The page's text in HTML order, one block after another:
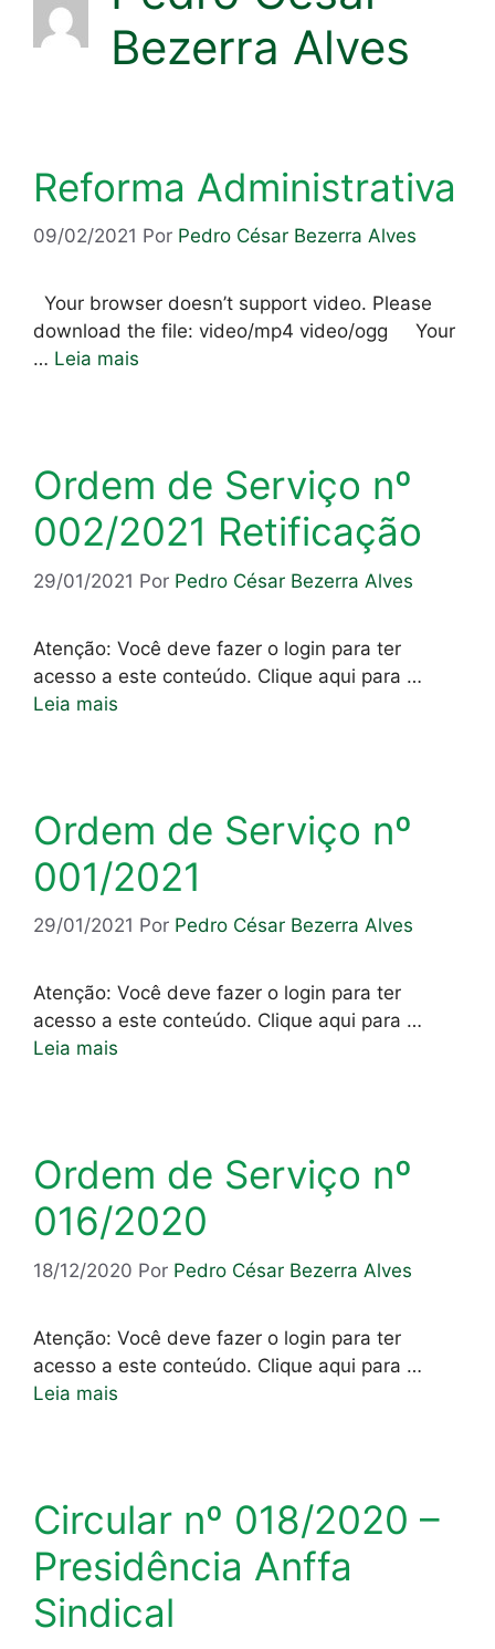
Bezerra Alves
Reforma Administrativa
09/02/2021 Por Pedro César Bezerra Alves
Your browser doesn’t support video. Please
download the file: video/mp4 video/ogg Your
… Leia mais
Ordem de Serviço nº
002/2021 Retificação
29/01/2021 Por Pedro César Bezerra Alves
Atenção: Você deve fazer o login para ter
acesso a este conteúdo. Clique aqui para …
Leia mais
Ordem de Serviço nº
001/2021
29/01/2021 Por Pedro César Bezerra Alves
Atenção: Você deve fazer o login para ter
acesso a este conteúdo. Clique aqui para …
Leia mais
Ordem de Serviço nº
016/2020
18/12/2020 Por Pedro César Bezerra Alves
Atenção: Você deve fazer o login para ter
acesso a este conteúdo. Clique aqui para …
Leia mais
Circular nº 018/2020 –
Presidência Anffa
Sindical